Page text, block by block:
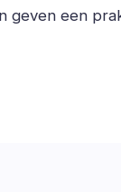
geven een